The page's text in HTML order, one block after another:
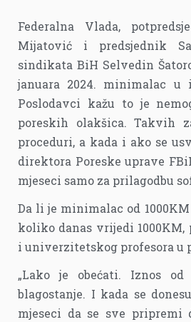
Federalna Vlada,
Mijatović i predsjednik
sindikata BiH Selvedin
januara 2024. minimalac u
Poslodavci kažu to je
poreskih olakšica. Takvih
proceduri, a kada i ako se
direktora Poreske uprave
mjeseci samo za prilagodbu
Da li je minimalac od
koliko danas vrijedi
i univerzitetskog profesora u
„Lako je obećati. Iznos od
blagostanje. I kada se
mjeseci da se sve pripremi